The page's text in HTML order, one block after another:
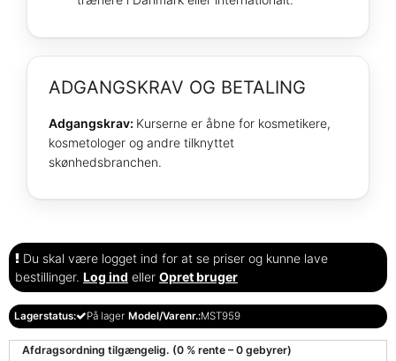
ADGANGSKRAV OG BETALING
Adgangskrav: Kurserne er åbne for kosmetikere,
kosmetologer og andre tilknyttet
skønhedsbranchen.
Du skal være logget ind for at se priser og kunne lave
bestillinger. Log ind eller Opret bruger
Lagerstatus: På lager Model/Varenr.:MST959
Afdragsordning tilgængelig. (0 % rente – 0 gebyrer)